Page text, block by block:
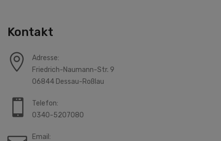
Kontakt
Adresse:
Friedrich-Naumann-Str. 9
06844 Dessau-Roßlau
Telefon:
0340-5207080
Email: